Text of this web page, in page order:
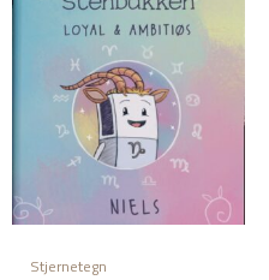
Stjernetegn